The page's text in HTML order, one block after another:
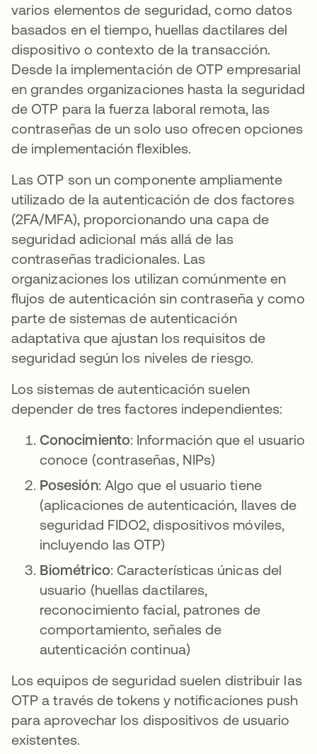
varios elementos de seguridad, como datos
basados en el tiempo, huellas dactilares del
dispositivo o contexto de la transacción.
Desde la implementación de OTP empresarial
en grandes organizaciones hasta la seguridad
de OTP para la fuerza laboral remota, las
contraseñas de un solo uso ofrecen opciones
de implementación flexibles.
Las OTP son un componente ampliamente
utilizado de la autenticación de dos factores
(2FA/MFA), proporcionando una capa de
seguridad adicional más allá de las
contraseñas tradicionales. Las
organizaciones los utilizan comúnmente en
flujos de autenticación sin contraseña y como
parte de sistemas de autenticación
adaptativa que ajustan los requisitos de
seguridad según los niveles de riesgo.
Los sistemas de autenticación suelen
depender de tres factores independientes:
Conocimiento: Información que el usuario
conoce (contraseñas, NIPs)
Posesión: Algo que el usuario tiene
(aplicaciones de autenticación, llaves de
seguridad FIDO2, dispositivos móviles,
incluyendo las OTP)
Biométrico: Características únicas del
usuario (huellas dactilares,
reconocimiento facial, patrones de
comportamiento, señales de
autenticación continua)
Los equipos de seguridad suelen distribuir las
OTP a través de tokens y notificaciones push
para aprovechar los dispositivos de usuario
existentes.